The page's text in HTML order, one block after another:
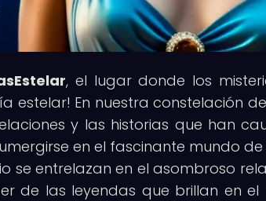
, el lugar donde los
estelar! En nuestra constelación
y las historias que han
en el fascinante mundo
se entrelazan en el asombroso
de las leyendas que brillan en